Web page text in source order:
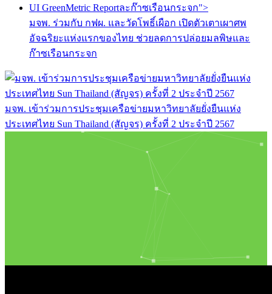
UI GreenMetric Reportละก๊าซเรือนกระจก">
มจพ. ร่วมกับ กฟผ. และวัดโพธิ์เผือก เปิดตัวเตาเผาศพ
อัจฉริยะแห่งแรกของไทย ช่วยลดการปล่อยมลพิษและ
ก๊าซเรือนกระจก
มจพ. เข้าร่วมการประชุมเครือข่ายมหาวิทยาลัยยั่งยืนแห่ง
ประเทศไทย Sun Thailand (สัญจร) ครั้งที่ 2 ประจำปี 2567